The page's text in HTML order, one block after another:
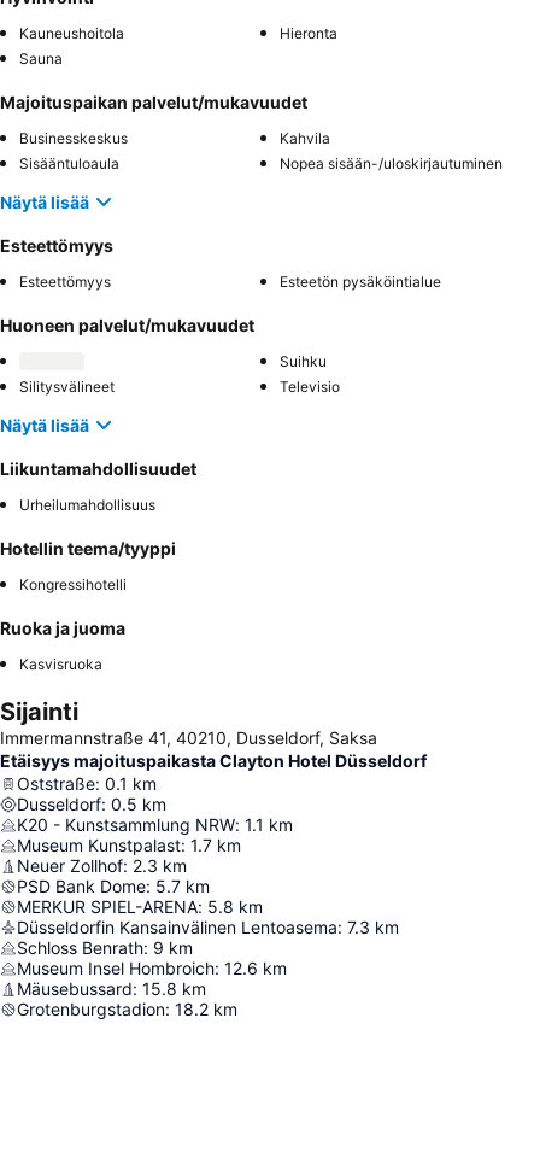
Kauneushoitola
Hieronta
Sauna
Majoituspaikan palvelut/mukavuudet
Businesskeskus
Kahvila
Sisääntuloaula
Nopea sisään-/uloskirjautuminen
Näytä lisää
Esteettömyys
Esteettömyys Esteetön pysäköintialue
Huoneen palvelut/mukavuudet
Suihku
Silitysvälineet
Televisio
Näytä lisää
Liikuntamahdollisuudet
Urheilumahdollisuus
Hotellin teema/tyyppi
Kongressihotelli
Ruoka ja juoma
Kasvisruoka
Sijainti
Immermannstraße 41, 40210, Dusseldorf, Saksa
Etäisyys majoituspaikasta Clayton Hotel Düsseldorf
Oststraße: 0.1 km
Dusseldorf: 0.5 km
K20 - Kunstsammlung NRW: 1.1 km
Museum Kunstpalast: 1.7 km
Neuer Zollhof: 2.3 km
PSD Bank Dome: 5.7 km
MERKUR SPIEL-ARENA: 5.8 km
Düsseldorfin Kansainvälinen Lentoasema: 7.3 km
Schloss Benrath: 9 km
Museum Insel Hombroich: 12.6 km
Mäusebussard: 15.8 km
Grotenburgstadion: 18.2 km